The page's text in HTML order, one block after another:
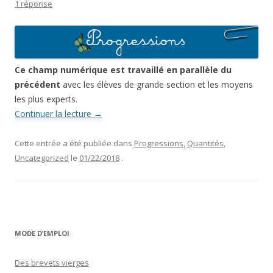
1 réponse
Ce champ numérique est travaillé en parallèle du
précédent avec les élèves de grande section et les moyens
les plus experts.
Continuer la lecture →
Cette entrée a été publiée dans Progressions, Quantités,
Uncategorized le 01/22/2018 .
MODE D’EMPLOI
Des brevets vierges